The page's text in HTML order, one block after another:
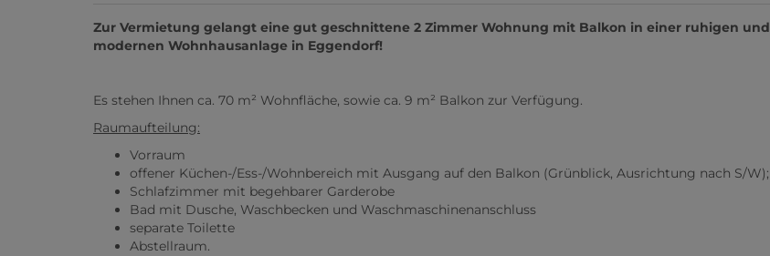
Zur Vermietung gelangt eine gut geschnittene 2 Zimmer Wohnung mit Balkon in einer ruhigen und
modernen Wohnhausanlage in Eggendorf!
Es stehen Ihnen ca. 70 m² Wohnfläche, sowie ca. 9 m² Balkon zur Verfügung.
Raumaufteilung:
Vorraum
offener Küchen-/Ess-/Wohnbereich mit Ausgang auf den Balkon (Grünblick, Ausrichtung nach S/W);
Schlafzimmer mit begehbarer Garderobe
Bad mit Dusche, Waschbecken und Waschmaschinenanschluss
separate Toilette
Abstellraum.